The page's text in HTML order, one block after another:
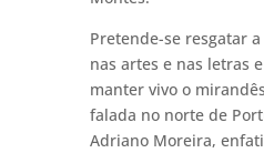
Pretende-se resgatar
nas artes e nas letras
manter vivo o
falada no norte de
Adriano Moreira,